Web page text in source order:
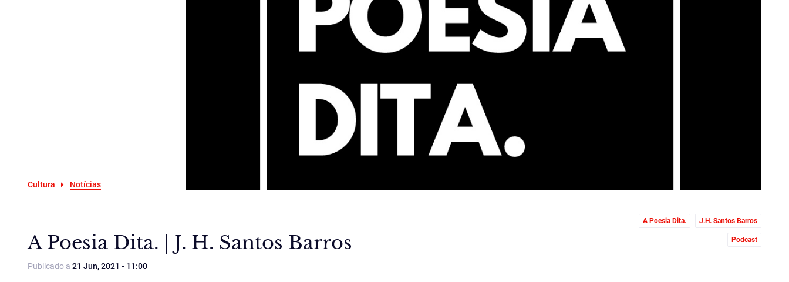
Cultura Notícias
A Poesia Dita. | J. H. Santos Barros
Publicado a 21 Jun, 2021 - 11:00
A Poesia Dita. J.H. Santos Barros
Podcast